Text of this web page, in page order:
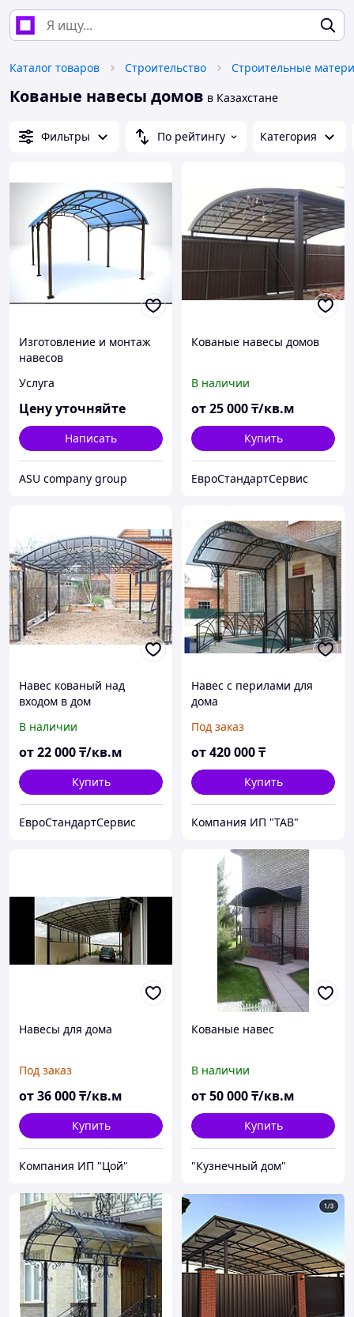
Каталог товаров Строительство Строительные
Кованые навесы домов в Казахстане
Фильтры По рейтингу Категория
Изготовление и монтаж
навесов
Услуга
Цену уточняйте
Написать
ASU company group
Кованые навесы домов
В наличии
от25 000₸/кв.м
Купить
ЕвроСтандартСервис
Навес кованый над
входом в дом
В наличии
от22 000₸/кв.м
Купить
ЕвроСтандартСервис
Навес с перилами для
дома
Под заказ
от420 000₸
Купить
Компания ИП "ТАВ"
Навесы для дома
Под заказ
от36 000₸/кв.м
Купить
Компания ИП "Цой"
Кованые навес
В наличии
от50 000₸/кв.м
Купить
"Кузнечный дом"